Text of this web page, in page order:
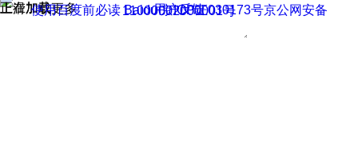
正在加载
上滑加载更多 用户反馈
使用百度前必读 Baidu 京ICP证030173号
京公网安备11000002000001号